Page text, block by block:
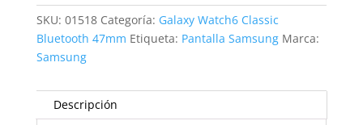
47mm
cantidad
SKU: 01518 Categoría: Galaxy Watch6 Classic
Bluetooth 47mm Etiqueta: Pantalla Samsung Marca:
Samsung
Descripción